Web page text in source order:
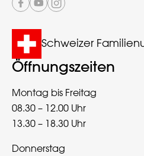
Schweizer
Öffnungszeiten
Montag bis Freitag
08.30 – 12.00 Uhr
13.30 – 18.30 Uhr
Donnerstag